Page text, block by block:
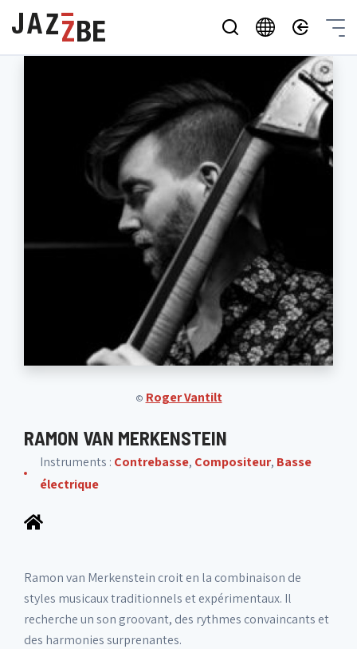
© Roger Vantilt
RAMON VAN MERKENSTEIN
Instruments : Contrebasse, Compositeur, Basse
électrique
Ramon van Merkenstein croit en la combinaison de
styles musicaux traditionnels et expérimentaux. Il
recherche un son groovant, des rythmes convaincants et
des harmonies surprenantes.